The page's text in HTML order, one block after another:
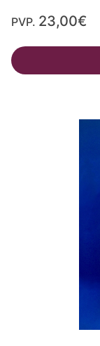
PVP. 23,00€